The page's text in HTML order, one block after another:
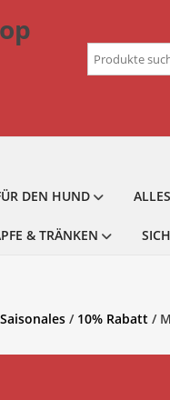
Suchen
nach:
DEN HUND
& TRÄNKEN
/ 10% Rabatt/